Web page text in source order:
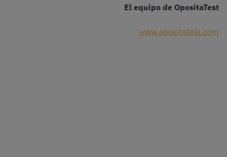
El equipo de OpositaTest
www.opositatest.com